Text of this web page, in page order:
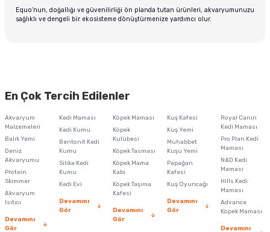
Equo’nun, doğallığı ve güvenilirliği ön planda tutan ürünleri, akvaryumunuzu
sağlıklı ve dengeli bir ekosisteme dönüştürmenize yardımcı olur.
En Çok Tercih Edilenler
Akvaryum
Malzemeleri
Balık Yemi
Deniz
Akvaryumu
Protein
Skimmer
Akvaryum
Isıtıcı
Devamını
Gör
Kedi Maması
Kedi Kumu
Bentonit Kedi
Kumu
Silika Kedi
Kumu
Kedi Evi
Devamını
Gör
Köpek Maması
Köpek
Kulübesi
Köpek Tasması
Köpek Mama
Kabı
Köpek Taşıma
Kafesi
Devamını
Gör
Kuş Kafesi
Kuş Yemi
Muhabbet
Kuşu Yemi
Papağan
Kafesi
Kuş Oyuncağı
Devamını
Gör
Royal Canin
Kedi Maması
Pro Plan Kedi
Maması
N&D Kedi
Maması
Hills Kedi
Maması
Advance
Köpek Maması
Devamını